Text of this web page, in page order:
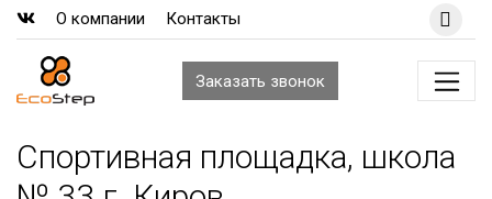
О компании Контакты
Заказать звонок
Спортивная площадка, школа